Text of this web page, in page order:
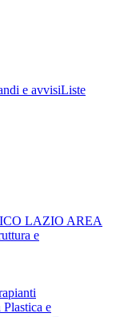
e avvisiListe
LAZIO AREA
e
e